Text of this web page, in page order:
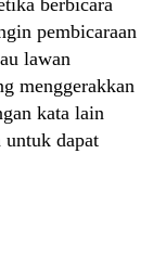
pembicaraan
lawan
menggerakkan
kata lain
untuk dapat